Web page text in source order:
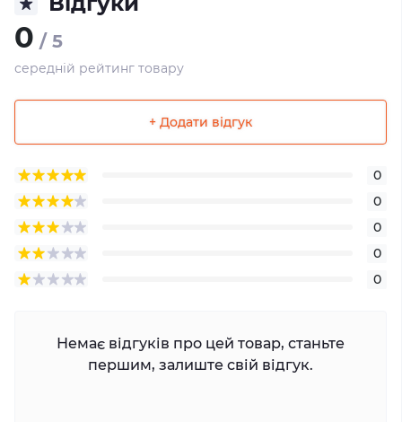
0 / 5
середній рейтинг товару
+ Додати відгук
0
0
0
0
0
Немає відгуків про цей товар, станьте
першим, залиште свій відгук.